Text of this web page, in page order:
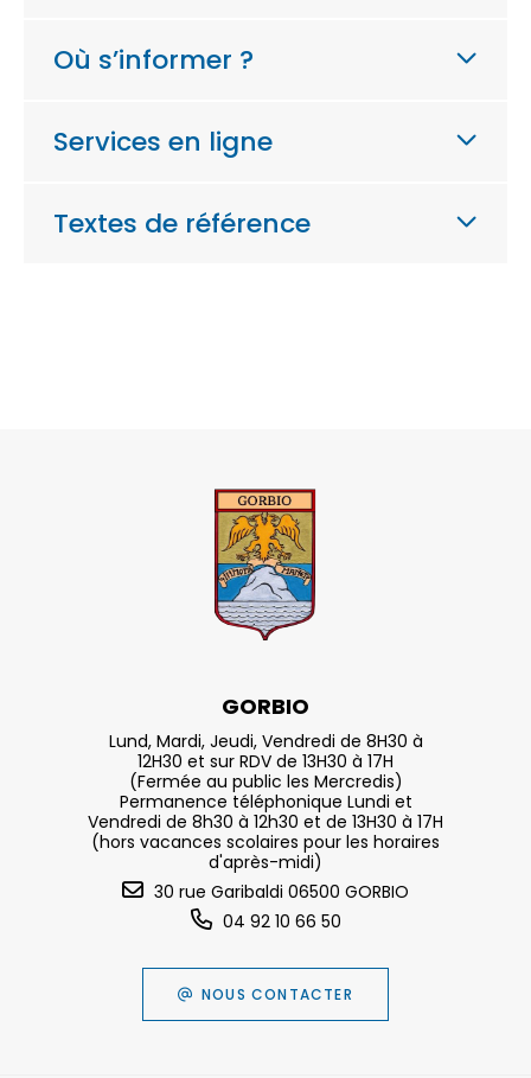
Où s’informer ?
Services en ligne
Textes de référence
GORBIO
Lund, Mardi, Jeudi, Vendredi de 8H30 à
12H30 et sur RDV de 13H30 à 17H
(Fermée au public les Mercredis)
Permanence téléphonique Lundi et
Vendredi de 8h30 à 12h30 et de 13H30 à 17H
(hors vacances scolaires pour les horaires
d'après-midi)
30 rue Garibaldi 06500 GORBIO
04 92 10 66 50
NOUS CONTACTER